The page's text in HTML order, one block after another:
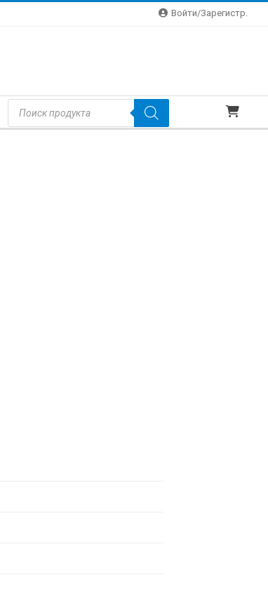
Войти/зарегистр.
Поиск
Товаров